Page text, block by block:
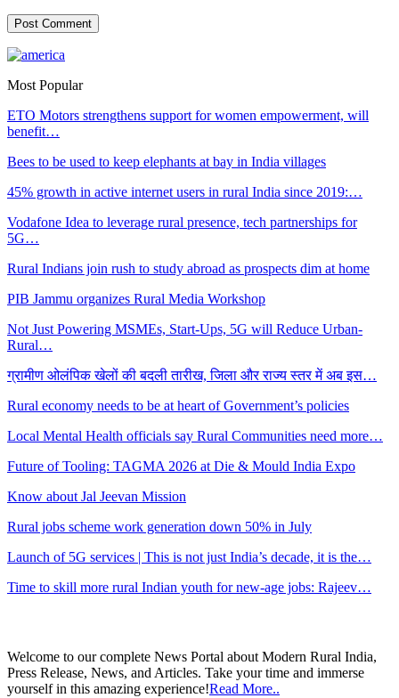
Most Popular
ETO Motors strengthens support for women empowerment, will
benefit…
Bees to be used to keep elephants at bay in India villages
45% growth in active internet users in rural India since 2019:…
Vodafone Idea to leverage rural presence, tech partnerships for
5G…
Rural Indians join rush to study abroad as prospects dim at home
PIB Jammu organizes Rural Media Workshop
Not Just Powering MSMEs, Start-Ups, 5G will Reduce Urban-
Rural…
ग्रामीण ओलंपिक खेलों की बदली तारीख, जिला और राज्य स्तर में अब इस…
Rural economy needs to be at heart of Government’s policies
Local Mental Health officials say Rural Communities need more…
Future of Tooling: TAGMA 2026 at Die & Mould India Expo
Know about Jal Jeevan Mission
Rural jobs scheme work generation down 50% in July
Launch of 5G services | This is not just India’s decade, it is the…
Time to skill more rural Indian youth for new-age jobs: Rajeev…
Welcome to our complete News Portal about Modern Rural India,
Press Release, News, and Articles. Take your time and immerse
yourself in this amazing experience!Read More..